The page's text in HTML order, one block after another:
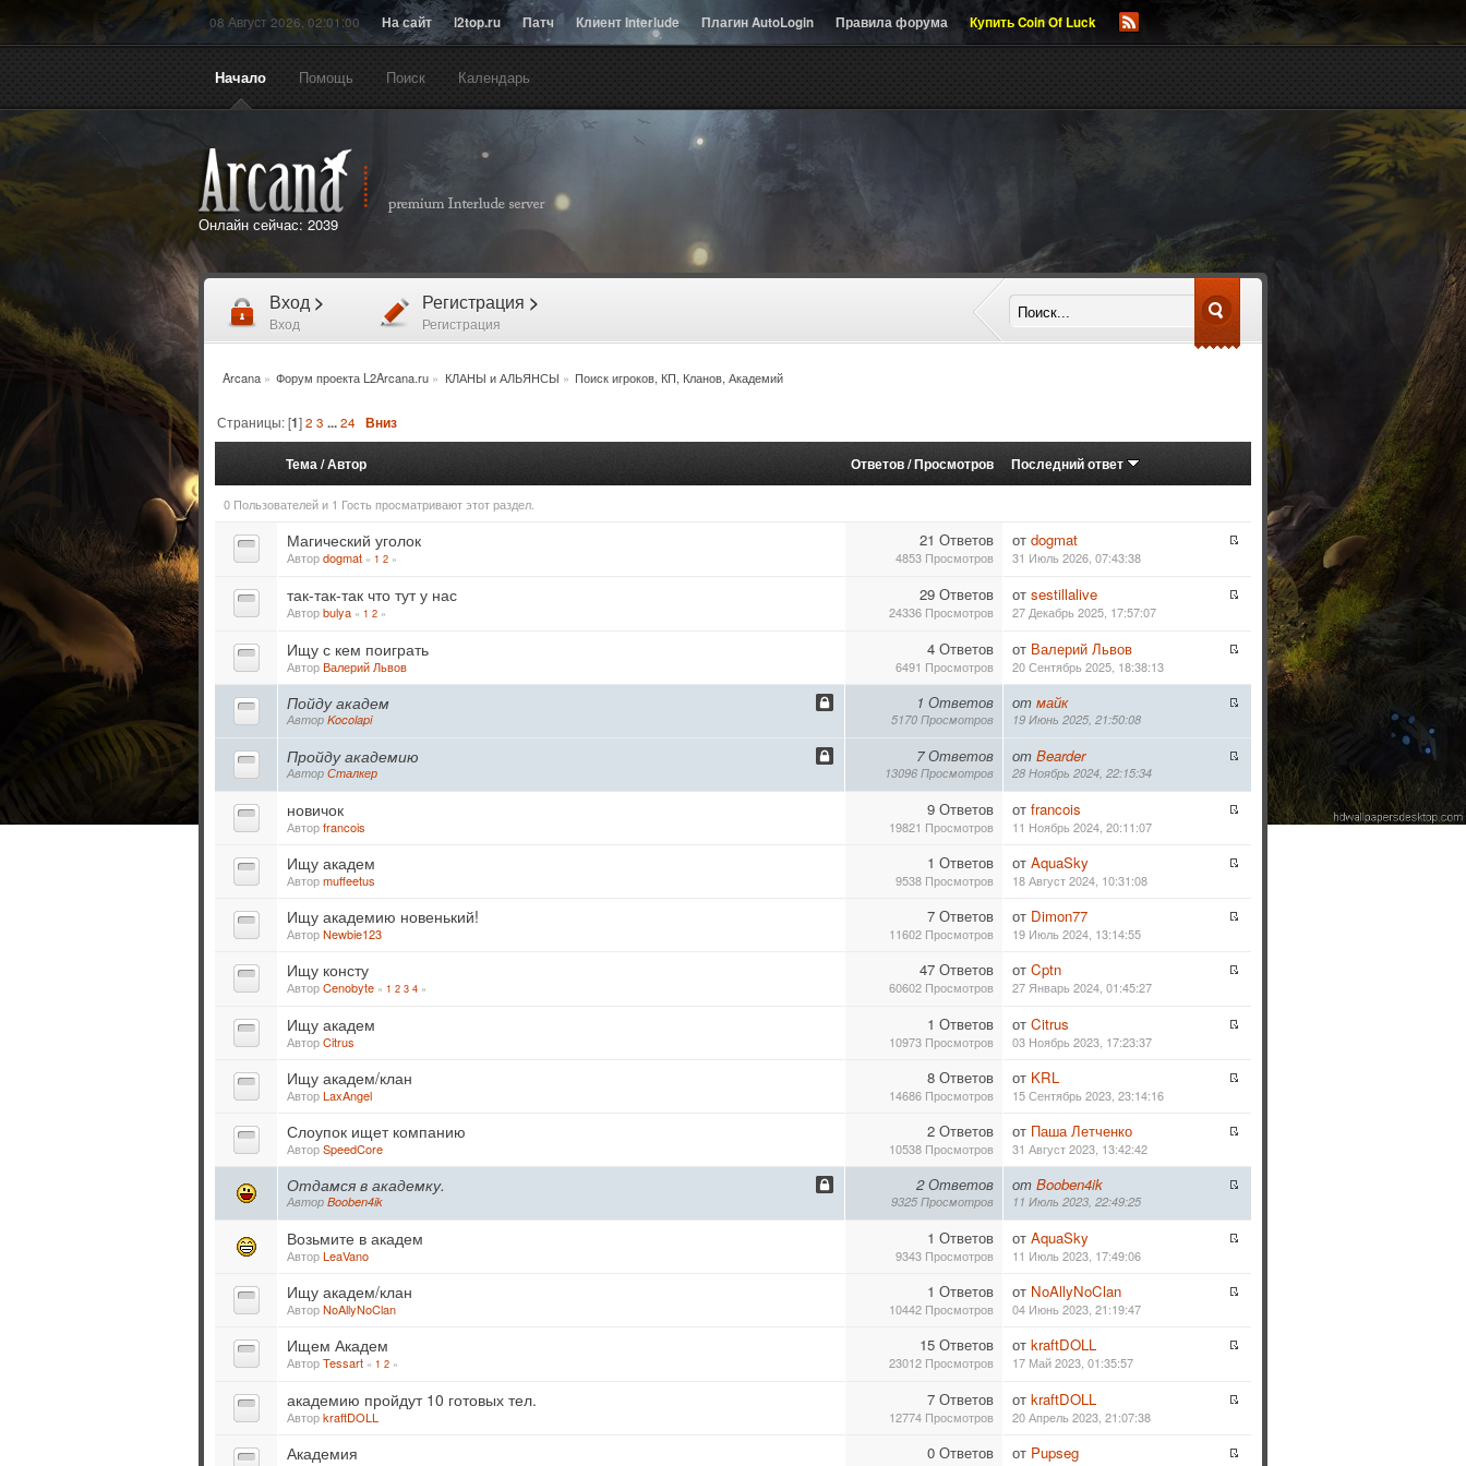
08 Август 2026, 02:01:00 На сайт l2top.ru Патч Клиент Interlude Плагин AutoLogin Правила форума Купить Coin Of Luck
Начало Помощь Поиск Календарь
Онлайн сейчас: 2039
Вход >
Вход
Регистрация >
Регистрация
Arcana» Форум проекта L2Arcana.ru » КЛАНЫ и АЛЬЯНСЫ » Поиск игроков, КП, Кланов, Академий
Страницы: [1]2 3 ...24 Вниз
Тема/Автор Ответов/Просмотров Последний ответ
0 Пользователей и 1 Гость просматривают этот раздел.
Магический уголок
Авторdogmat « 1 2 »
21 Ответов
4853 Просмотров
от dogmat
31 Июль 2026, 07:43:38
так-так-так что тут у нас
Авторbulya « 1 2 »
29 Ответов
24336 Просмотров
от sestillalive
27 Декабрь 2025, 17:57:07
Ищу с кем поиграть
АвторВалерий Львов
4 Ответов
6491 Просмотров
от Валерий Львов
20 Сентябрь 2025, 18:38:13
Пойду академ
Автор Kocolapi
1 Ответов
5170 Просмотров
от майк
19 Июнь 2025, 21:50:08
Пройду академию
Автор Сталкер
7 Ответов
13096 Просмотров
от Bearder
28 Ноябрь 2024, 22:15:34
новичок
Авторfrancois
9 Ответов
19821 Просмотров
от francois
11 Ноябрь 2024, 20:11:07
Ищу академ
Авторmuffeetus
1 Ответов
9538 Просмотров
от AquaSky
18 Август 2024, 10:31:08
Ищу академию новенький!
АвторNewbie123
7 Ответов
11602 Просмотров
от Dimon77
19 Июль 2024, 13:14:55
Ищу консту
АвторCenobyte « 1 2 3 4 »
47 Ответов
60602 Просмотров
от Cptn
27 Январь 2024, 01:45:27
Ищу академ
АвторCitrus
1 Ответов
10973 Просмотров
от Citrus
03 Ноябрь 2023, 17:23:37
Ищу академ/клан
АвторLaxAngel
8 Ответов
14686 Просмотров
от KRL
15 Сентябрь 2023, 23:14:16
Слоупок ищет компанию
АвторSpeedCore
2 Ответов
10538 Просмотров
от Паша Летченко
31 Август 2023, 13:42:42
Отдамся в академку.
Автор Booben4ik
2 Ответов
9325 Просмотров
от Booben4ik
11 Июль 2023, 22:49:25
Возьмите в академ
АвторLeaVano
1 Ответов
9343 Просмотров
от AquaSky
11 Июль 2023, 17:49:06
Ищу академ/клан
АвторNoAllyNoClan
1 Ответов
10442 Просмотров
от NoAllyNoClan
04 Июнь 2023, 21:19:47
Ищем Академ
АвторTessart « 1 2 »
15 Ответов
23012 Просмотров
от kraftDOLL
17 Май 2023, 01:35:57
академию пройдут 10 готовых тел.
АвторkraftDOLL
7 Ответов
12774 Просмотров
от kraftDOLL
20 Апрель 2023, 21:07:38
Академия 0 Ответов от Pupseg